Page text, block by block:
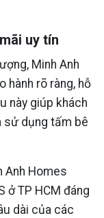
uy tín
Minh Anh
hành rõ ràng, hỗ
này giúp khách
sử dụng tấm bê
Anh Homes
ở TP HCM đáng
dài của các